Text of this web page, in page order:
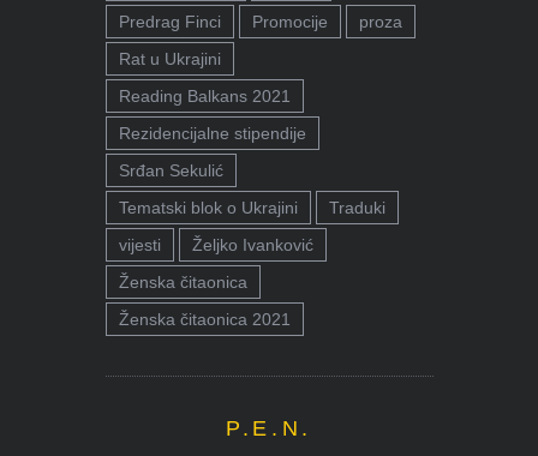
Predrag Finci
Promocije
proza
Rat u Ukrajini
Reading Balkans 2021
Rezidencijalne stipendije
Srđan Sekulić
Tematski blok o Ukrajini
Traduki
vijesti
Željko Ivanković
Ženska čitaonica
Ženska čitaonica 2021
P.E.N.